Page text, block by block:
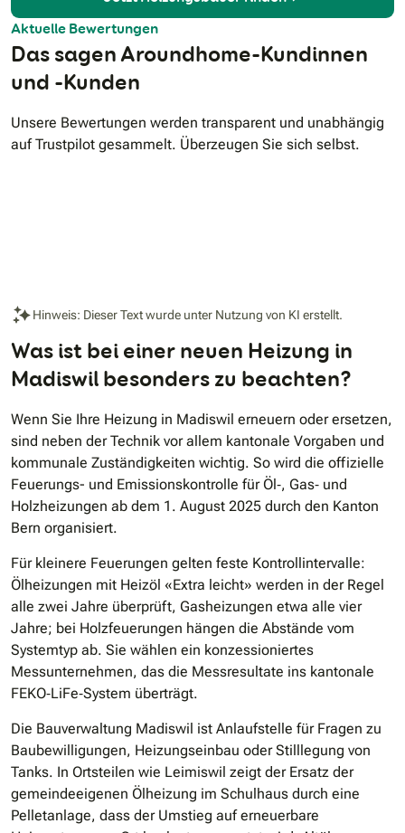
Aktuelle Bewertungen
Das sagen Aroundhome-Kundinnen
und -Kunden
Unsere Bewertungen werden transparent und unabhängig
auf Trustpilot gesammelt. Überzeugen Sie sich selbst.
Hinweis: Dieser Text wurde unter Nutzung von KI erstellt.
Was ist bei einer neuen Heizung in
Madiswil besonders zu beachten?
Wenn Sie Ihre Heizung in Madiswil erneuern oder ersetzen,
sind neben der Technik vor allem kantonale Vorgaben und
kommunale Zuständigkeiten wichtig. So wird die offizielle
Feuerungs- und Emissionskontrolle für Öl‐, Gas‐ und
Holzheizungen ab dem 1. August 2025 durch den Kanton
Bern organisiert.
Für kleinere Feuerungen gelten feste Kontrollintervalle:
Ölheizungen mit Heizöl «Extra leicht» werden in der Regel
alle zwei Jahre überprüft, Gasheizungen etwa alle vier
Jahre; bei Holzfeuerungen hängen die Abstände vom
Systemtyp ab. Sie wählen ein konzessioniertes
Messunternehmen, das die Messresultate ins kantonale
FEKO‐LiFe‐System überträgt.
Die Bauverwaltung Madiswil ist Anlaufstelle für Fragen zu
Baubewilligungen, Heizungseinbau oder Stilllegung von
Tanks. In Ortsteilen wie Leimiswil zeigt der Ersatz der
gemeindeeigenen Ölheizung im Schulhaus durch eine
Pelletanlage, dass der Umstieg auf erneuerbare